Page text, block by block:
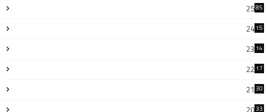
2585
2415
6
23 14
6
2217
3
21 30
6
33